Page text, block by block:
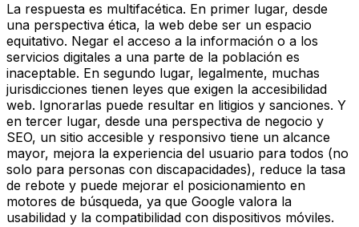
La respuesta es multifacética. En primer lugar, desde
una perspectiva ética, la web debe ser un espacio
equitativo. Negar el acceso a la información o a los
servicios digitales a una parte de la población es
inaceptable. En segundo lugar, legalmente, muchas
jurisdicciones tienen leyes que exigen la accesibilidad
web. Ignorarlas puede resultar en litigios y sanciones. Y
en tercer lugar, desde una perspectiva de negocio y
SEO, un sitio accesible y responsivo tiene un alcance
mayor, mejora la experiencia del usuario para todos (no
solo para personas con discapacidades), reduce la tasa
de rebote y puede mejorar el posicionamiento en
motores de búsqueda, ya que Google valora la
usabilidad y la compatibilidad con dispositivos móviles.